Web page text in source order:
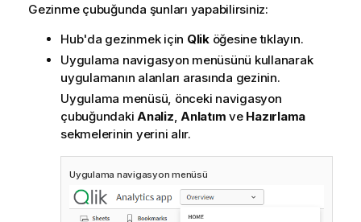
Gezinme çubuğunda şunları yapabilirsiniz:
Hub'da gezinmek için Qliköğesine tıklayın.
Uygulama navigasyon menüsünü kullanarak
uygulamanın alanları arasında gezinin.
Uygulama menüsü, önceki navigasyon
çubuğundaki Analiz, Anlatım ve Hazırlama
sekmelerinin yerini alır.
Uygulama navigasyon menüsü